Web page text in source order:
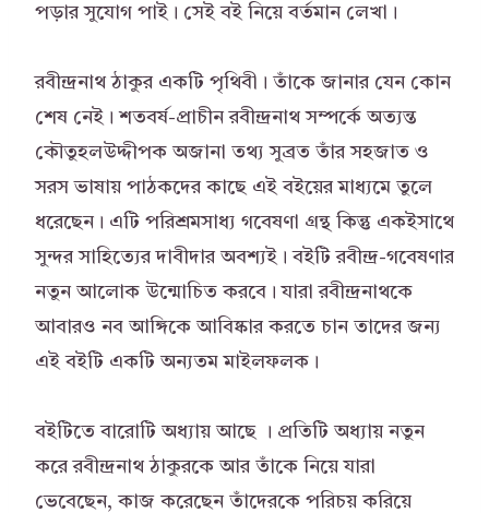
পড়ার সুযোগ পাই। সেই বই নিয়ে বর্তমান লেখা।
রবীন্দ্রনাথ ঠাকুর একটি পৃথিবী। তাঁকে জানার যেন কোন
শেষ নেই। শতবর্ষ-প্রাচীন রবীন্দ্রনাথ সম্পর্কে অত্যন্ত
কৌতুহলউদ্দীপক অজানা তথ্য সুব্রত তাঁর সহজাত ও
সরস ভাষায় পাঠকদের কাছে এই বইয়ের মাধ্যমে তুলে
ধরেছেন। এটি পরিশ্রমসাধ্য গবেষণা গ্রন্থ কিন্তু একইসাথে
সুন্দর সাহিত্যের দাবীদার অবশ্যই। বইটি রবীন্দ্র-গবেষণার
নতুন আলোক উন্মোচিত করবে। যারা রবীন্দ্রনাথকে
আবারও নব আঙ্গিকে আবিষ্কার করতে চান তাদের জন্য
এই বইটি একটি অন্যতম মাইলফলক।
বইটিতে বারোটি অধ্যায় আছে । প্রতিটি অধ্যায় নতুন
করে রবীন্দ্রনাথ ঠাকুরকে আর তাঁকে নিয়ে যারা
ভেবেছেন, কাজ করেছেন তাঁদেরকে পরিচয় করিয়ে